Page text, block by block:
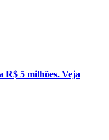
R$ 5 milhões. Veja